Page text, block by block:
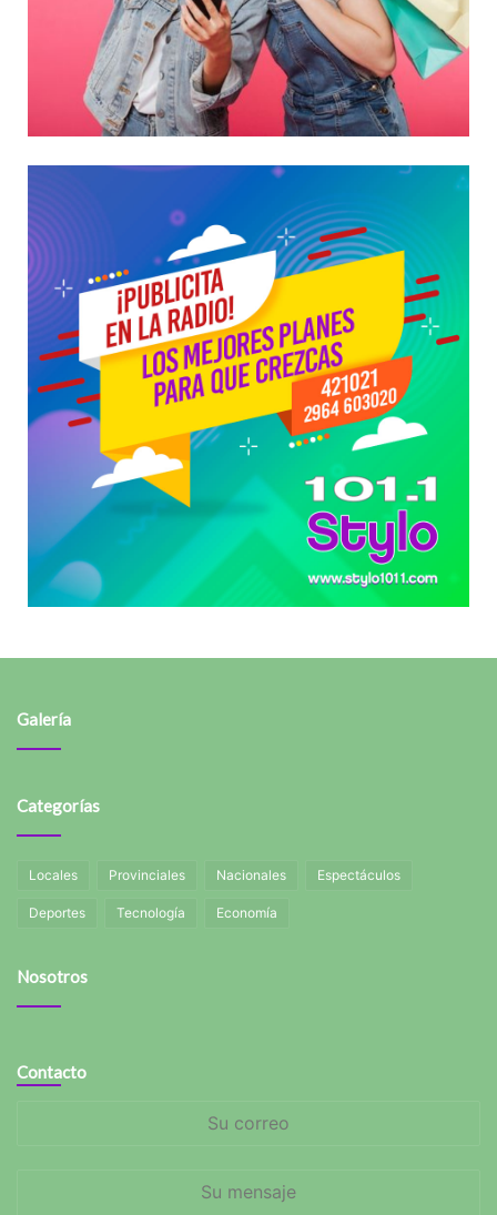
Galería
Categorías
Locales Provinciales Nacionales Espectáculos
Deportes Tecnología Economía
Nosotros
Contacto